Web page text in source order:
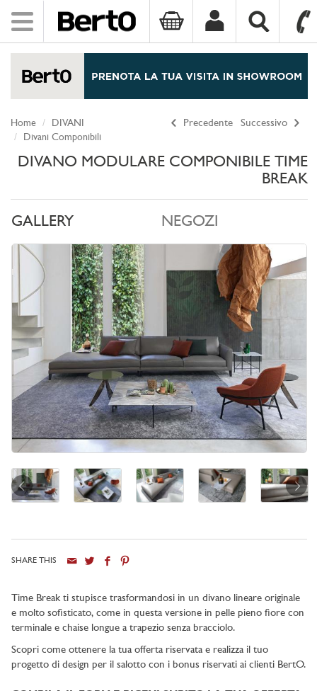
Toggle
navigation
Precedente Successivo
Home
DIVANI
Divani Componibili
DIVANO MODULARE COMPONIBILE TIME
BREAK
GALLERY NEGOZI
SHARE THIS
Time Break ti stupisce trasformandosi in un divano lineare originale
e molto sofisticato, come in questa versione in pelle pieno fiore con
terminale e chaise longue a trapezio senza bracciolo.
Scopri come ottenere la tua offerta riservata e realizza il tuo
progetto di design per il salotto con i bonus riservati ai clienti BertO.